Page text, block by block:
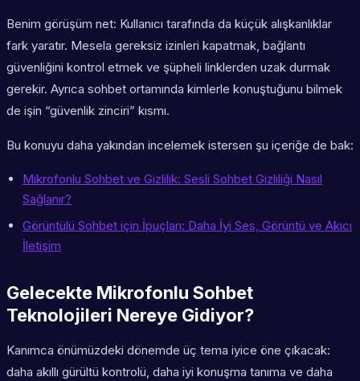
Benim görüşüm net: Kullanıcı tarafında da küçük alışkanlıklar
fark yaratır. Mesela gereksiz izinleri kapatmak, bağlantı
güvenliğini kontrol etmek ve şüpheli linklerden uzak durmak
gerekir. Ayrıca sohbet ortamında kimlerle konuştuğunu bilmek
de işin “güvenlik zinciri” kısmı.
Bu konuyu daha yakından incelemek istersen şu içeriğe de bak:
Mikrofonlu Sohbet ve Gizlilik: Sesli Sohbet Gizliliği Nasıl
Sağlanır?
Görüntülü Sohbet için İpuçları: Daha İyi Ses, Görüntü ve Akıcı
İletişim
Gelecekte Mikrofonlu Sohbet
Teknolojileri Nereye Gidiyor?
Kanımca önümüzdeki dönemde üç tema iyice öne çıkacak:
daha akıllı gürültü kontrolü, daha iyi konuşma tanıma ve daha